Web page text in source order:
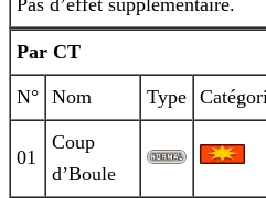
Pas d’effet supplémentaire.
Par CT
N° Nom Type
01
Coup
d’Boule